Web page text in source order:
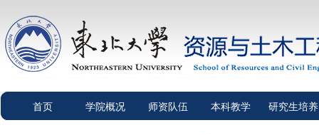
首页 学院概况 师资队伍 本科教学 研究生培养